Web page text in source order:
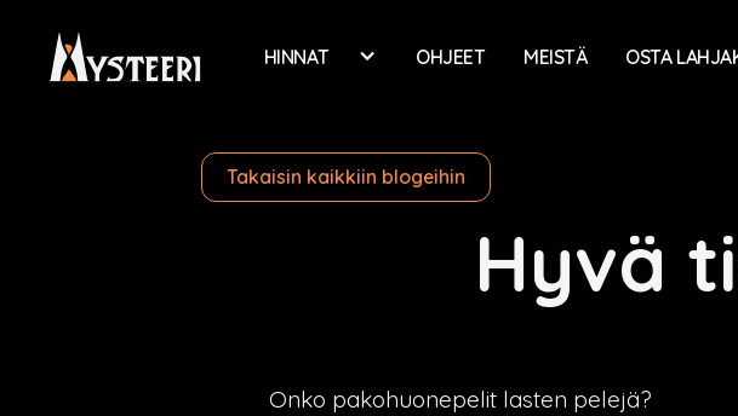
HINNAT OHJEET MEISTÄ OSTA
Takaisin kaikkiin blogeihin
Hyvä
Onko pakohuonepelit lasten pelejä?